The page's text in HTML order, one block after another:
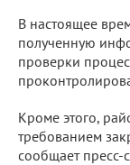
В настоящее
полученную
проверки
Кроме этого,
требованием
сообщает пресс-